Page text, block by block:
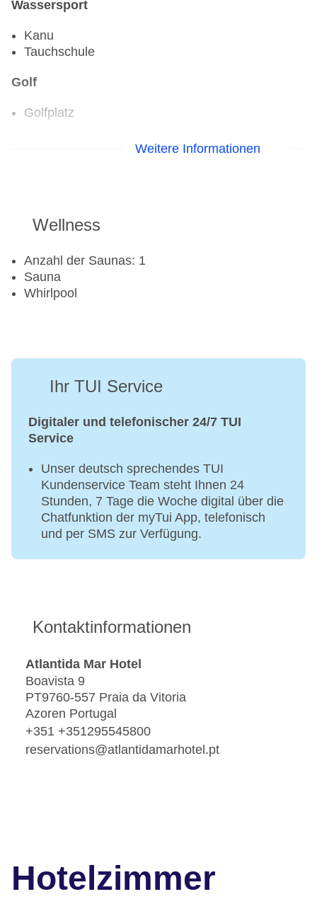
Wassersport
Kanu
Tauchschule
Golf
Golfplatz
Weitere Informationen
Wellness
Anzahl der Saunas: 1
Sauna
Whirlpool
Ihr TUI Service
Digitaler und telefonischer 24/7 TUI
Service
Unser deutsch sprechendes TUI
Kundenservice Team steht Ihnen 24
Stunden, 7 Tage die Woche digital über die
Chatfunktion der myTui App, telefonisch
und per SMS zur Verfügung.
Kontaktinformationen
Atlantida Mar Hotel
Boavista 9
PT9760-557 Praia da Vitoria
Azoren Portugal
+351 +351295545800
reservations@atlantidamarhotel.pt
Hotelzimmer